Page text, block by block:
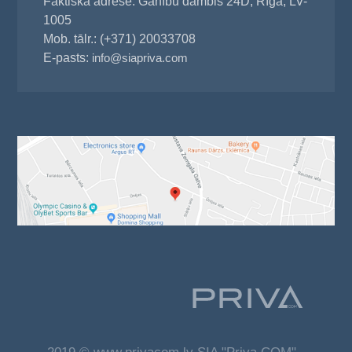
1005
Mob. tālr.: (+371) 20033708
E-pasts: info@siapriva.com